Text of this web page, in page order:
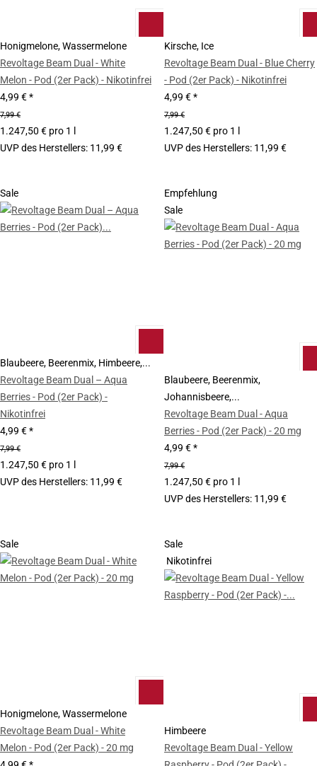
Honigmelone, Wassermelone
Revoltage Beam Dual - White
Melon - Pod (2er Pack) - Nikotinfrei
4,99 €*
7,99 €
1.247,50 € pro 1 l
UVP des Herstellers: 11,99 €
Kirsche, Ice
Revoltage Beam Dual - Blue Cherry
- Pod (2er Pack) - Nikotinfrei
4,99 €*
7,99 €
1.247,50 € pro 1 l
UVP des Herstellers: 11,99 €
Sale
Blaubeere, Beerenmix, Himbeere,...
Revoltage Beam Dual – Aqua
Berries - Pod (2er Pack) -
Nikotinfrei
4,99 €*
7,99 €
1.247,50 € pro 1 l
UVP des Herstellers: 11,99 €
Empfehlung
Sale
Blaubeere, Beerenmix,
Johannisbeere,...
Revoltage Beam Dual - Aqua
Berries - Pod (2er Pack) - 20 mg
4,99 €*
7,99 €
1.247,50 € pro 1 l
UVP des Herstellers: 11,99 €
Sale
Honigmelone, Wassermelone
Revoltage Beam Dual - White
Melon - Pod (2er Pack) - 20 mg
Sale
Nikotinfrei
Himbeere
Revoltage Beam Dual - Yellow